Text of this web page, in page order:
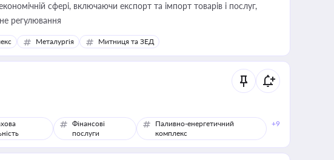
сфері, включаючи експорт та імпорт товарів і послуг,
регулювання
Металургія Митниця та ЗЕД
Фінансові
послуги
Паливно-енергетичний
комплекс
+9